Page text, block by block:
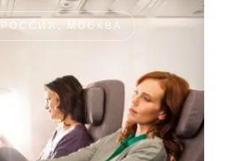
РОССИЯ, МОСКВА